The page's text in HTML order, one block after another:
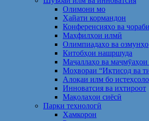
Олимони мо
Ҳайати кормандон
Конференсияҳо ва
Маҳфилҳои илмӣ
Олимпиадаҳо ва озмунҳо
Китобҳои нашршуда
Маҷаллаҳо ва
Моҳвораи “Иқтисод ва
Алоқаи илм бо
Инноватсия ва ихтироот
Мақолаҳои сиёсӣ
Парки технологӣ
Ҳамкорон